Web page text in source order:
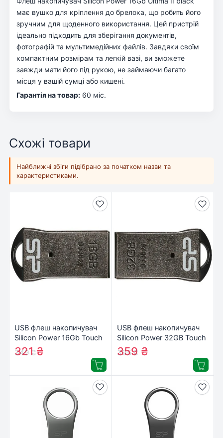
має вушко для кріплення до брелока, що робить його
зручним для щоденного використання. Цей пристрій
ідеально підходить для зберігання документів,
фотографій та мультимедійних файлів. Завдяки своїм
компактним розмірам та легкій вазі, ви зможете
завжди мати його під рукою, не займаючи багато
місця у вашій сумці або кишені.
Гарантія на товар: 60 міс.
Схожі товари
Найближчі збіги підібрано за початком назви та
характеристиками.
USB флеш накопичувач
Silicon Power 16Gb Touch
T01 (SP016GBUF2T01V1K)
349₴
321₴
USB флеш накопичувач
Silicon Power 32GB Touch
T01 USB 2.0
(SP032GBUF2T01V1K)
395₴
359 ₴